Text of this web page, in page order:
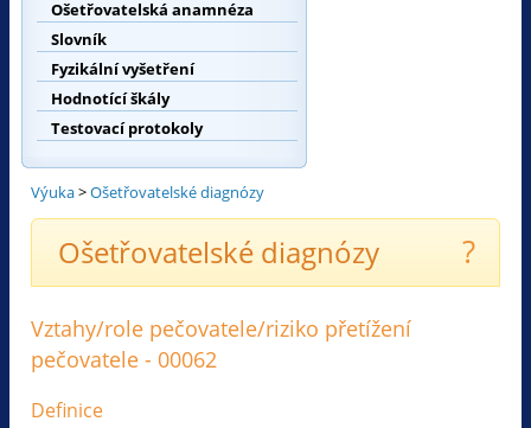
Ošetřovatelská anamnéza
Slovník
Fyzikální vyšetření
Hodnotící škály
Testovací protokoly
Výuka>Ošetřovatelské diagnózy
Ošetřovatelské diagnózy ?
Vztahy/role pečovatele/riziko přetížení
pečovatele - 00062
Definice